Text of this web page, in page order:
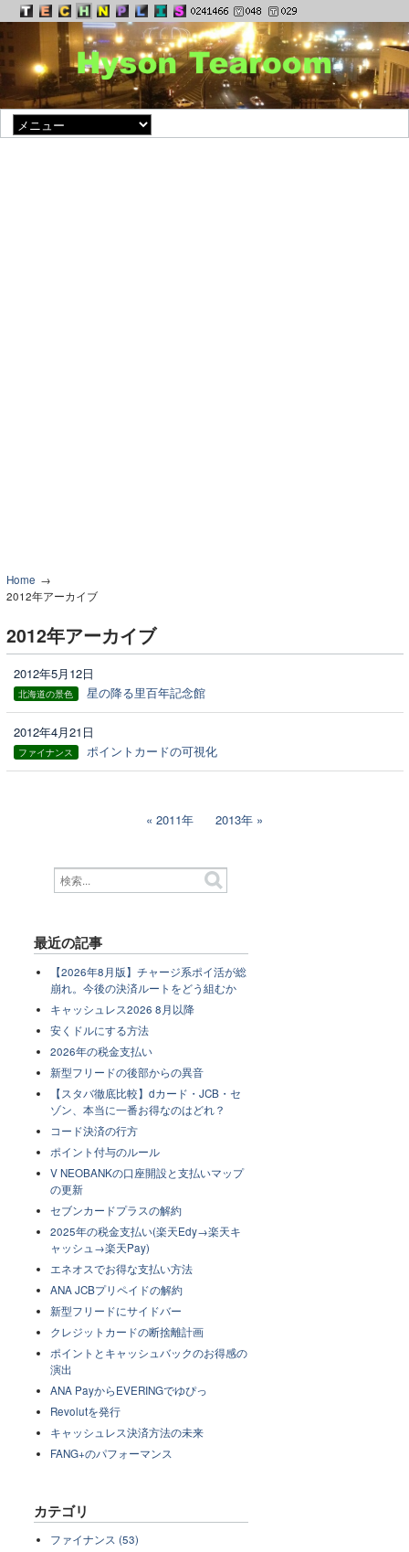
Home
2012年アーカイブ
2012年アーカイブ
2012年5月12日
北海道の景色 星の降る里百年記念館
2012年4月21日
ファイナンス ポイントカードの可視化
2011年 2013年
最近の記事
【2026年8月版】チャージ系ポイ活が総
崩れ。今後の決済ルートをどう組むか
キャッシュレス2026 8月以降
安くドルにする方法
2026年の税金支払い
新型フリードの後部からの異音
【スタバ徹底比較】dカード・JCB・セ
ゾン、本当に一番お得なのはどれ？
コード決済の行方
ポイント付与のルール
V NEOBANKの口座開設と支払いマップ
の更新
セブンカードプラスの解約
2025年の税金支払い(楽天Edy→楽天キ
ャッシュ→楽天Pay)
エネオスでお得な支払い方法
ANA JCBプリペイドの解約
新型フリードにサイドバー
クレジットカードの断捨離計画
ポイントとキャッシュバックのお得感の
演出
ANA PayからEVERINGでゆぴっ
Revolutを発行
キャッシュレス決済方法の未来
FANG+のパフォーマンス
カテゴリ
ファイナンス (53)